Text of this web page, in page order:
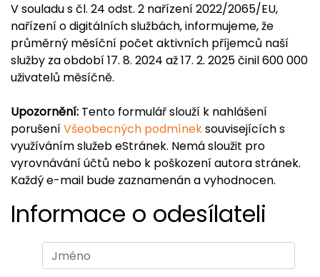
V souladu s čl. 24 odst. 2 nařízení 2022/2065/EU,
nařízení o digitálních službách, informujeme, že
průměrný měsíční počet aktivních příjemců naší
služby za období 17. 8. 2024 až 17. 2. 2025 činil 600 000
uživatelů měsíčně.
Upozornění: Tento formulář slouží k nahlášení
porušeníVšeobecných podmíneksouvisejících s
využíváním služeb eStránek. Nemá sloužit pro
vyrovnávání účtů nebo k poškození autora stránek.
Každý e-mail bude zaznamenán a vyhodnocen.
Informace o odesílateli